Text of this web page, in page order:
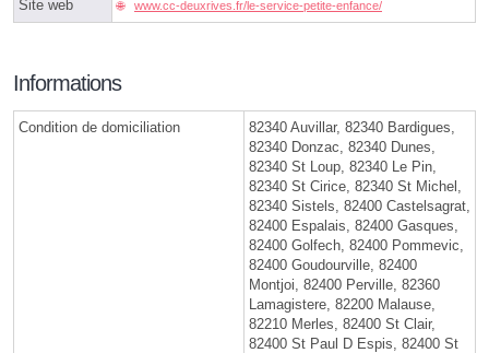
Site web www.cc-deuxrives.fr/le-service-petite-enfance/
Informations
Condition de domiciliation
82340 Auvillar, 82340 Bardigues,
82340 Donzac, 82340 Dunes,
82340 St Loup, 82340 Le Pin,
82340 St Cirice, 82340 St Michel,
82340 Sistels, 82400 Castelsagrat,
82400 Espalais, 82400 Gasques,
82400 Golfech, 82400 Pommevic,
82400 Goudourville, 82400
Montjoi, 82400 Perville, 82360
Lamagistere, 82200 Malause,
82210 Merles, 82400 St Clair,
82400 St Paul D Espis, 82400 St